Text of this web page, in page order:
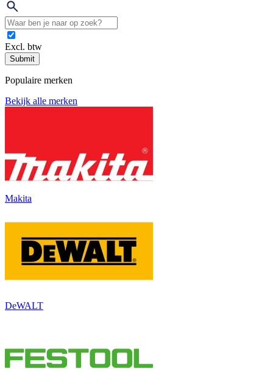
Excl. btw
Submit
Populaire merken
Bekijk alle merken
Makita
DeWALT